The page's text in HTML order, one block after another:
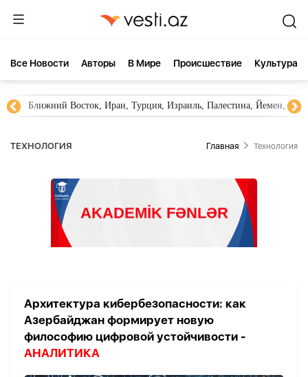
Все Новости Aвторы В Мире Происшествие Культура
Ближний Восток, Иран, Турция, Израиль, Палестина, Йемен,
ТЕХНОЛОГИЯ Главная Технология
Архитектура кибербезопасности: как
Азербайджан формирует новую
философию цифровой устойчивости -
АНАЛИТИКА